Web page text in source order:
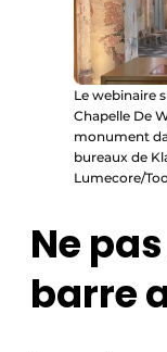
Le webinaire
Chapelle De
monument
bureaux de
Lumecore/
Ne
barre